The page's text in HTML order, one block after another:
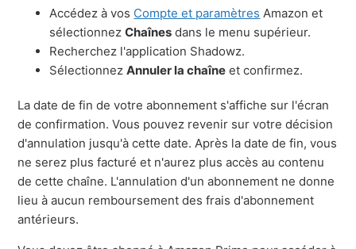
Accédez à vos Compte et paramètres Amazon et
sélectionnezChaînes dans le menu supérieur.
Recherchez l'application Shadowz.
SélectionnezAnnuler la chaîne et confirmez.
La date de fin de votre abonnement s'affiche sur l'écran
de confirmation. Vous pouvez revenir sur votre décision
d'annulation jusqu'à cette date. Après la date de fin, vous
ne serez plus facturé et n'aurez plus accès au contenu
de cette chaîne. L'annulation d'un abonnement ne donne
lieu à aucun remboursement des frais d'abonnement
antérieurs.